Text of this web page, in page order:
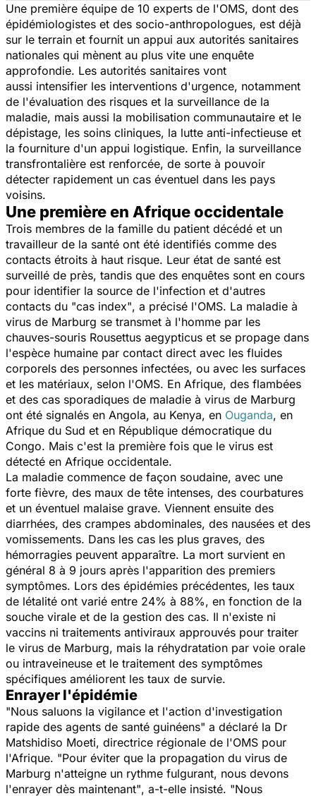
Une première équipe de 10 experts de l'OMS, dont des
épidémiologistes et des socio-anthropologues, est déjà
sur le terrain et fournit un appui aux autorités sanitaires
nationales qui mènent au plus vite une enquête
approfondie. Les autorités sanitaires vont
aussi intensifier les interventions d'urgence, notamment
de l'évaluation des risques et la surveillance de la
maladie, mais aussi la mobilisation communautaire et le
dépistage, les soins cliniques, la lutte anti-infectieuse et
la fourniture d'un appui logistique. Enfin, la surveillance
transfrontalière est renforcée, de sorte à pouvoir
détecter rapidement un cas éventuel dans les pays
voisins.
Une première en Afrique occidentale
Trois membres de la famille du patient décédé et un
travailleur de la santé ont été identifiés comme des
contacts étroits à haut risque. Leur état de santé est
surveillé de près, tandis que des enquêtes sont en cours
pour identifier la source de l'infection et d'autres
contacts du "cas index", a précisé l'OMS. La maladie à
virus de Marburg se transmet à l'homme par les
chauves-souris Rousettus aegypticus et se propage dans
l'espèce humaine par contact direct avec les fluides
corporels des personnes infectées, ou avec les surfaces
et les matériaux, selon l'OMS. En Afrique, des flambées
et des cas sporadiques de maladie à virus de Marburg
ont été signalés en Angola, au Kenya, en Ouganda, en
Afrique du Sud et en République démocratique du
Congo. Mais c'est la première fois que le virus est
détecté en Afrique occidentale.
La maladie commence de façon soudaine, avec une
forte fièvre, des maux de tête intenses, des courbatures
et un éventuel malaise grave. Viennent ensuite des
diarrhées, des crampes abdominales, des nausées et des
vomissements. Dans les cas les plus graves, des
hémorragies peuvent apparaître. La mort survient en
général 8 à 9 jours après l'apparition des premiers
symptômes. Lors des épidémies précédentes, les taux
de létalité ont varié entre 24% à 88%, en fonction de la
souche virale et de la gestion des cas. Il n'existe ni
vaccins ni traitements antiviraux approuvés pour traiter
le virus de Marburg, mais la réhydratation par voie orale
ou intraveineuse et le traitement des symptômes
spécifiques améliorent les taux de survie.
Enrayer l'épidémie
"Nous saluons la vigilance et l'action d'investigation
rapide des agents de santé guinéens" a déclaré la Dr
Matshidiso Moeti, directrice régionale de l'OMS pour
l'Afrique. "Pour éviter que la propagation du virus de
Marburg n'atteigne un rythme fulgurant, nous devons
l'enrayer dès maintenant", a-t-elle insisté. "Nous